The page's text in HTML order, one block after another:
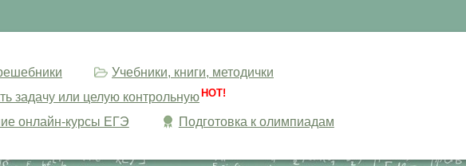
Учебники, книги, методички
задачу или целую контрольную HOT!
онлайн-курсы ЕГЭ Подготовка к олимпиадам